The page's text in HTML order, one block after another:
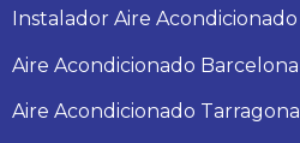
Instalador Aire Acondicionado
Aire Acondicionado Barcelona
Aire Acondicionado Tarragona